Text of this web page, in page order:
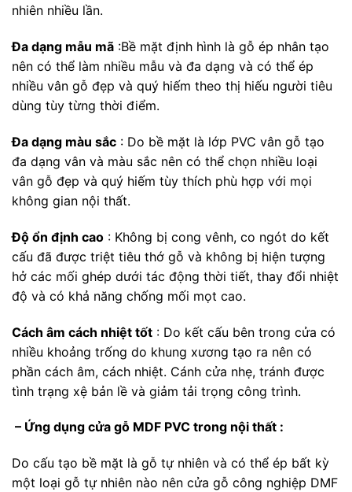
nhiên nhiều lần.
Đa dạng mẫu mã :Bề mặt định hình là gỗ ép nhân tạo
nên có thể làm nhiều mẫu và đa dạng và có thể ép
nhiều vân gỗ đẹp và quý hiếm theo thị hiếu người tiêu
dùng tùy từng thời điểm.
Đa dạng màu sắc : Do bề mặt là lớp PVC vân gỗ tạo
đa dạng vân và màu sắc nên có thể chọn nhiều loại
vân gỗ đẹp và quý hiếm tùy thích phù hợp với mọi
không gian nội thất.
Độ ổn định cao : Không bị cong vênh, co ngót do kết
cấu đã được triệt tiêu thớ gỗ và không bị hiện tượng
hở các mối ghép dưới tác động thời tiết, thay đổi nhiệt
độ và có khả năng chống mối mọt cao.
Cách âm cách nhiệt tốt : Do kết cấu bên trong cửa có
nhiều khoảng trống do khung xương tạo ra nên có
phần cách âm, cách nhiệt. Cánh cửa nhẹ, tránh được
tình trạng xệ bản lề và giảm tải trọng công trình.
– Ứng dụng cửa gỗ MDF PVC trong nội thất :
Do cấu tạo bề mặt là gỗ tự nhiên và có thể ép bất kỳ
một loại gỗ tự nhiên nào nên cửa gỗ công nghiệp DMF